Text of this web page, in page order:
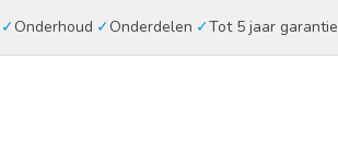
Onderhoud Onderdelen Tot 5 jaar garantie